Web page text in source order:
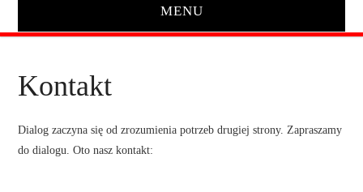
MENU
O NAS
OFERTA DLA FIRM
Kontakt
Dialog zaczyna się od zrozumienia potrzeb drugiej strony. Zapraszamy
do dialogu. Oto nasz kontakt: